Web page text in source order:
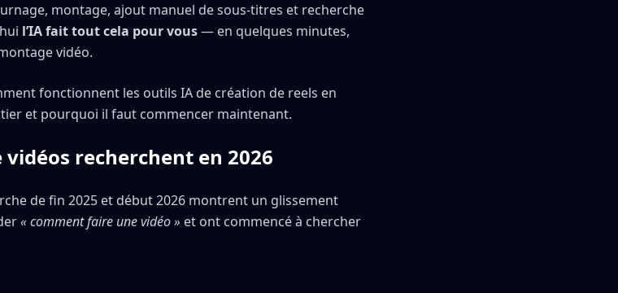
montage, ajout manuel de sous-titres et recherche
l’IA fait tout cela pour vous— en quelques minutes,
vidéo.
fonctionnent les outils IA de création de reels en
et pourquoi il faut commencer maintenant.
vidéos recherchent en 2026
de fin 2025 et début 2026 montrent un glissement
« comment faire une vidéo » et ont commencé à chercher